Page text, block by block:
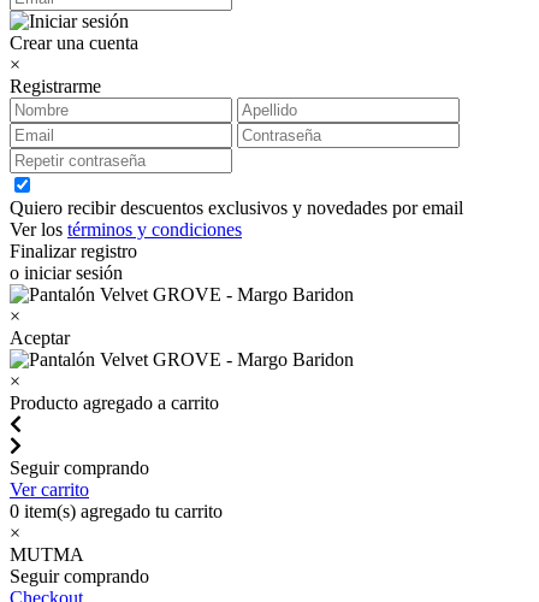
Crear una cuenta
×
Registrarme
Quiero recibir descuentos exclusivos y novedades por email
Ver los términos y condiciones
Finalizar registro
o iniciar sesión
×
Aceptar
×
Producto agregado a carrito
Seguir comprando
Ver carrito
0 item(s) agregado tu carrito
×
MUTMA
Seguir comprando
Checkout